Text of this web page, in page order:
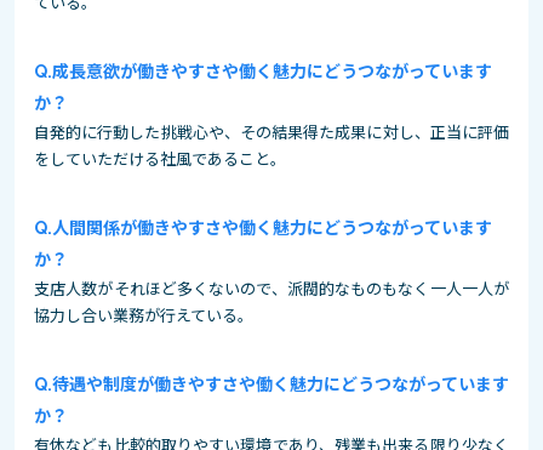
成長意欲が働きやすさや働く魅力にどうつながっています
か？
自発的に行動した挑戦心や、その結果得た成果に対し、正当に評価
をしていただける社風であること。
人間関係が働きやすさや働く魅力にどうつながっています
か？
支店人数がそれほど多くないので、派閥的なものもなく一人一人が
協力し合い業務が行えている。
待遇や制度が働きやすさや働く魅力にどうつながっています
か？
有休なども比較的取りやすい環境であり、残業も出来る限り少なく